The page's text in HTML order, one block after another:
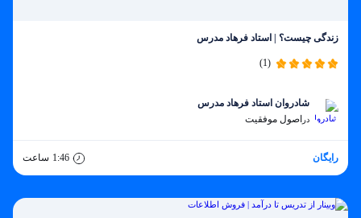
زندگی چیست؟ | استاد فرهاد مدرس
(1)
شادروان استاد فرهاد مدرس
در اصول موفقیت
رایگان 1:46 ساعت